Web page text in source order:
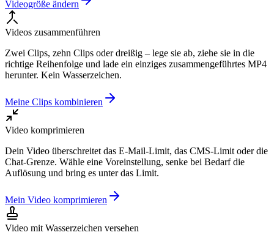
Videogröße ändern
Videos zusammenführen
Zwei Clips, zehn Clips oder dreißig – lege sie ab, ziehe sie in die
richtige Reihenfolge und lade ein einziges zusammengeführtes MP4
herunter. Kein Wasserzeichen.
Meine Clips kombinieren
Video komprimieren
Dein Video überschreitet das E-Mail-Limit, das CMS-Limit oder die
Chat-Grenze. Wähle eine Voreinstellung, senke bei Bedarf die
Auflösung und bring es unter das Limit.
Mein Video komprimieren
Video mit Wasserzeichen versehen